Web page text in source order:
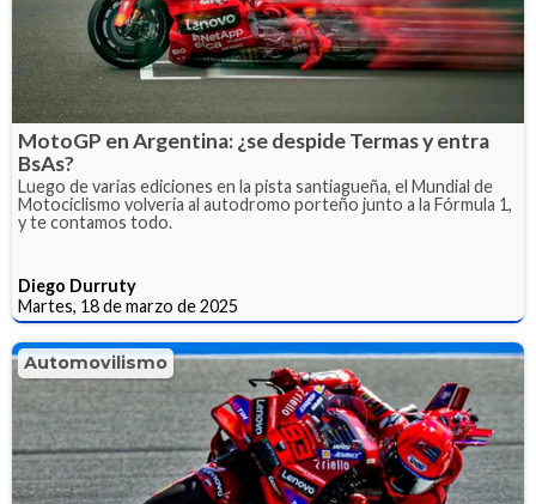
MotoGP en Argentina: ¿se despide Termas y entra
BsAs?
Luego de varias ediciones en la pista santiagueña, el Mundial de
Motociclismo volvería al autodromo porteño junto a la Fórmula 1,
y te contamos todo.
Diego Durruty
Martes, 18 de marzo de 2025
Automovilismo